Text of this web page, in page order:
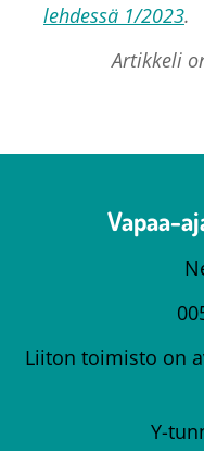
lehdessä 1/2023.
Artikkeli
Vapaa-
Liiton toimisto on
Y-